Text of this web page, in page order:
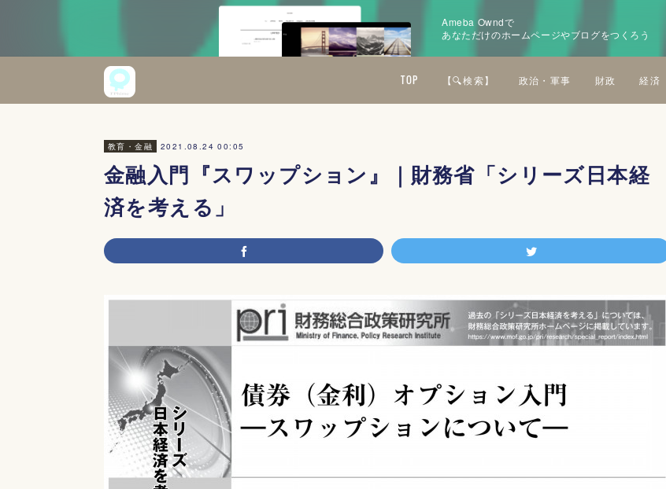
Ameba Owndで
あなただけのホームページやブログをつくろう
TOP 【🔍検索】 政治・軍事 財政 経済
教育・金融 2021.08.24 00:05
金融入門『スワップション』｜財務省「シリーズ日本経
済を考える」